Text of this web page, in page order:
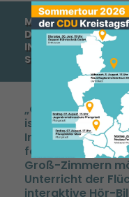
MANFRED PENTZ:
DER
SCHULVEREIN DER
Gerade das
ist der
fördern, wo wir
Groß-Zimmern
Unterricht der
interaktive Hör-